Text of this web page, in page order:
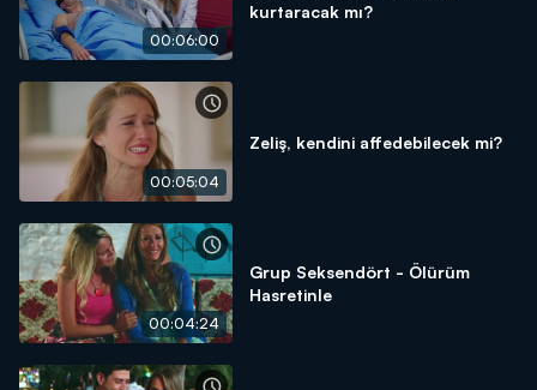
00:06:00
kurtaracak mı?
00:05:04
Zeliş, kendini affedebilecek mi?
00:04:24
Grup Seksendört - Ölürüm
Hasretinle